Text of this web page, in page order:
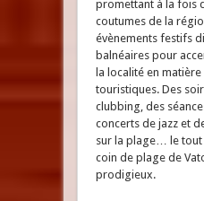
promettant à la fois
coutumes de la
évènements festifs
balnéaires pour
la localité en matière
touristiques. Des
clubbing, des
concerts de jazz et
sur la plage… le tout
coin de plage de
prodigieux.